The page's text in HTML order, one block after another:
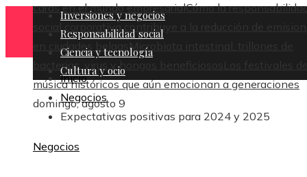
caras en el mundo empresarialCómo la
social corporativa contribuye a la reducción de
en ciudades belgas Microbiota intestinal: trillones de
bacterias, virus y hongos beneficiosos
Los festivales
música históricos que aún emocionan a generaciones
domingo, agosto 9
Inversiones y negocios
Responsabilidad social
Ciencia y tecnología
Cultura y ocio
Inicio
Negocios
Expectativas positivas para 2024 y 2025
Negocios